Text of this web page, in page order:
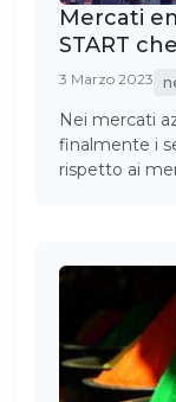
Mercati
START
3 Marzo 2023
Nei mercati
finalmente i
rispetto ai